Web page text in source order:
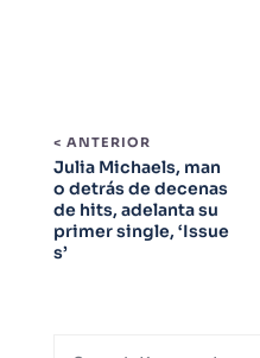
< ANTERIOR
Julia Michaels, man
o detrás de decenas
de hits, adelanta su
primer single, ‘Issue
s’